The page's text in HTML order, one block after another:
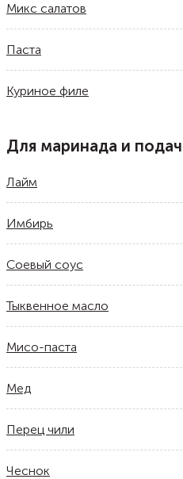
Микс салатов
Паста
Куриное филе
Для маринада и
Лайм
Имбирь
Соевый соус
Тыквенное масло
Мисо-паста
Мед
Перец чили
Чеснок